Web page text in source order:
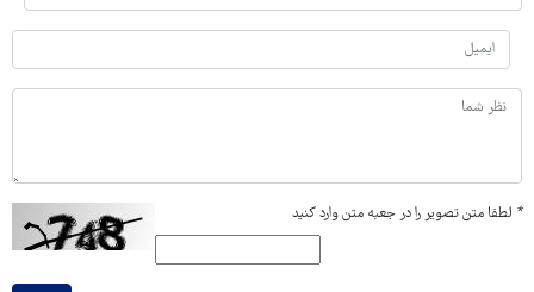
* لطفا متن تصویر را در جعبه متن وارد کنید